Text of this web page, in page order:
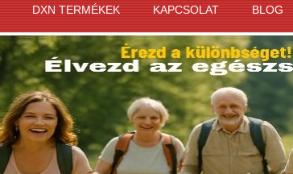
DXN TERMÉKEK KAPCSOLAT BLOG